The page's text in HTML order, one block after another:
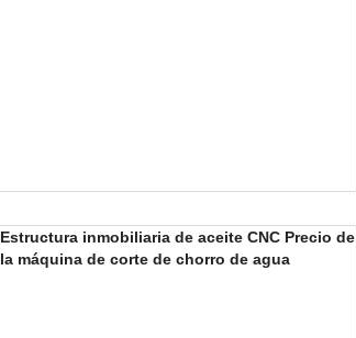
Estructura inmobiliaria de aceite CNC Precio de
la máquina de corte de chorro de agua